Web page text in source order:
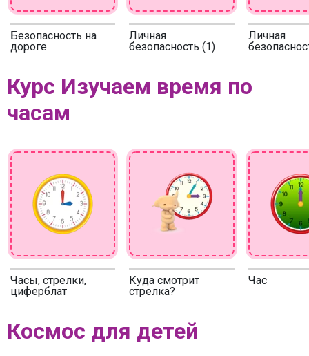
Безопасность на
дороге
Личная
безопасность (1)
Личная
Курс Изучаем время по
часам
Часы, стрелки,
циферблат
Куда смотрит
стрелка?
Час
Космос для детей